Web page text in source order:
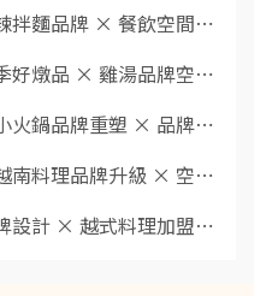
拌麵品牌 × 餐飲空間⋯
好燉品 × 雞湯品牌空⋯
火鍋品牌重塑 × 品牌⋯
南料理品牌升級 × 空⋯
設計 × 越式料理加盟⋯